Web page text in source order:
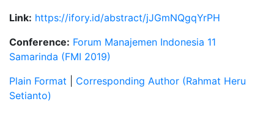
Link: https://ifory.id/abstract/jJGmNQgqYrPH
Conference: Forum Manajemen Indonesia 11
Samarinda (FMI 2019)
Plain Format
Corresponding Author (Rahmat Heru
Setianto)